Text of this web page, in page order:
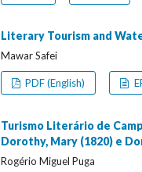
Literary Tourism and
Mawar Safei
PDF (English)
Turismo Literário de
Dorothy, Mary (1820) e
Rogério Miguel Puga